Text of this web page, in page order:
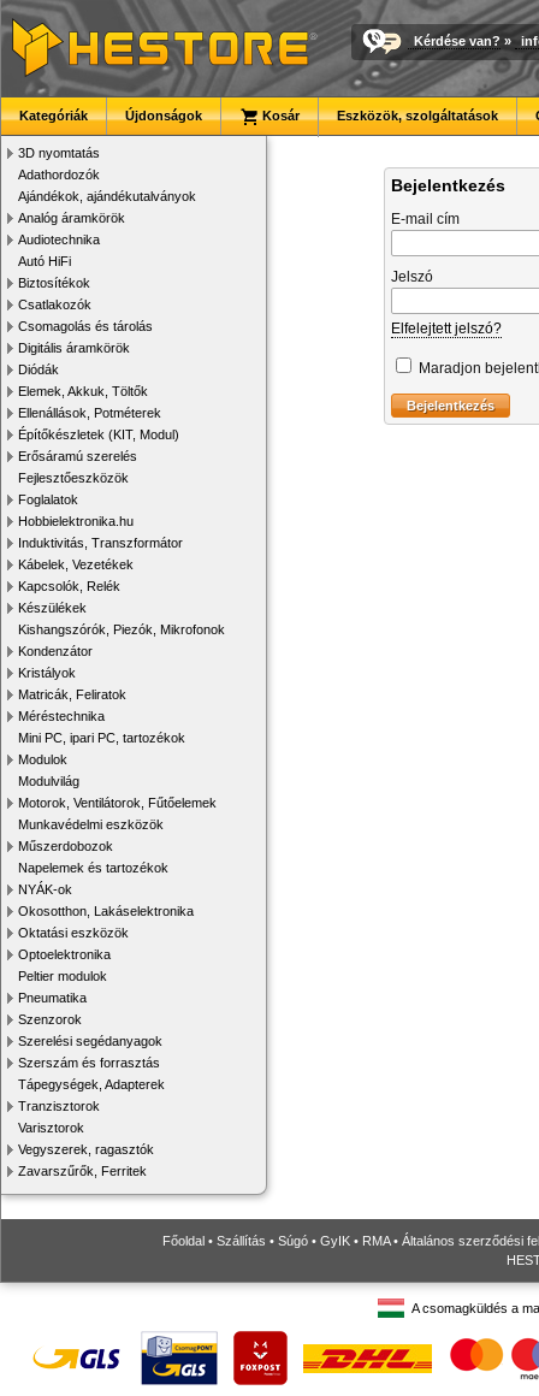
Kérdése van? »
Kategóriák Újdonságok Kosár Eszközök, szolgáltatások
3D nyomtatás
Adathordozók
Ajándékok, ajándékutalványok
Analóg áramkörök
Audiotechnika
Autó HiFi
Biztosítékok
Csatlakozók
Csomagolás és tárolás
Digitális áramkörök
Diódák
Elemek, Akkuk, Töltők
Ellenállások, Potméterek
Építőkészletek (KIT, Modul)
Erősáramú szerelés
Fejlesztőeszközök
Foglalatok
Hobbielektronika.hu
Induktivitás, Transzformátor
Kábelek, Vezetékek
Kapcsolók, Relék
Készülékek
Kishangszórók, Piezók, Mikrofonok
Kondenzátor
Kristályok
Matricák, Feliratok
Méréstechnika
Mini PC, ipari PC, tartozékok
Modulok
Modulvilág
Motorok, Ventilátorok, Fűtőelemek
Munkavédelmi eszközök
Műszerdobozok
Napelemek és tartozékok
NYÁK-ok
Okosotthon, Lakáselektronika
Oktatási eszközök
Optoelektronika
Peltier modulok
Pneumatika
Szenzorok
Szerelési segédanyagok
Szerszám és forrasztás
Tápegységek, Adapterek
Tranzisztorok
Varisztorok
Vegyszerek, ragasztók
Zavarszűrők, Ferritek
Bejelentkezés
E-mail cím
Jelszó
Elfelejtett jelszó?
Maradjon
Főoldal • Szállítás • Súgó • GyIK • RMA• Általános szerződési
A csomagküldés a